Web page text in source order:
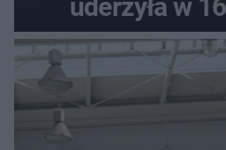
uderzyła w